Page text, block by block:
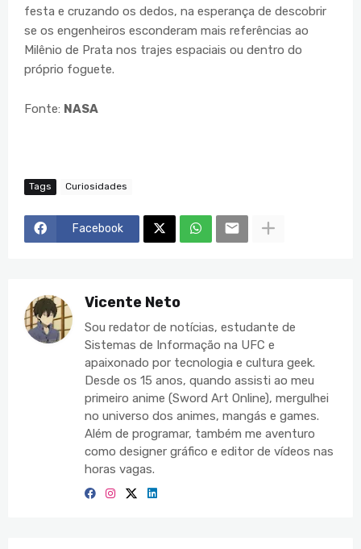
festa e cruzando os dedos, na esperança de descobrir
se os engenheiros esconderam mais referências ao
Milênio de Prata nos trajes espaciais ou dentro do
próprio foguete.
Fonte: NASA
Tags Curiosidades
Facebook
Vicente Neto
Sou redator de notícias, estudante de
Sistemas de Informação na UFC e
apaixonado por tecnologia e cultura geek.
Desde os 15 anos, quando assisti ao meu
primeiro anime (Sword Art Online), mergulhei
no universo dos animes, mangás e games.
Além de programar, também me aventuro
como designer gráfico e editor de vídeos nas
horas vagas.